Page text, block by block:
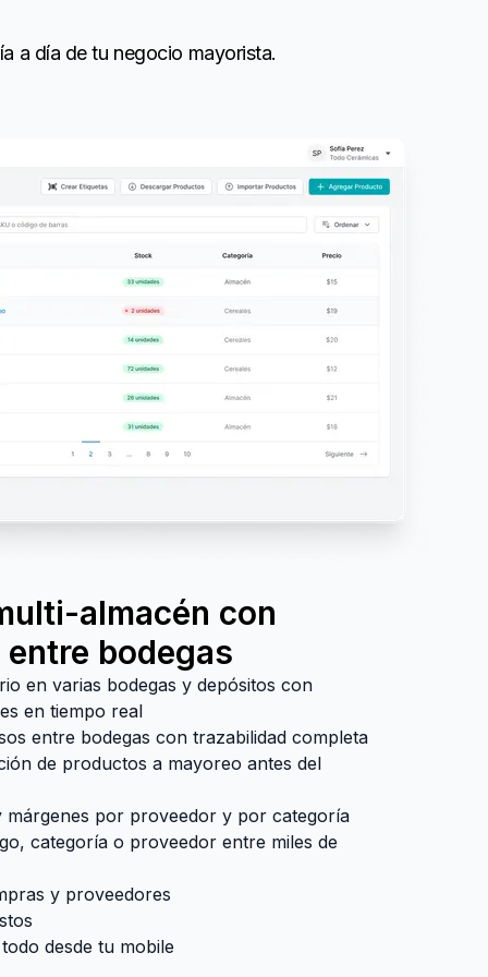
a día de tu negocio mayorista.
almacén con
bodegas
en varias bodegas y depósitos con
en tiempo real
entre bodegas con trazabilidad completa
de productos a mayoreo antes del
márgenes por proveedor y por categoría
categoría o proveedor entre miles de
y proveedores
desde tu mobile